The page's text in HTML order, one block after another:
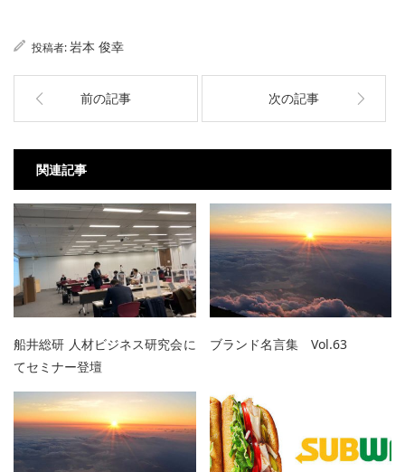
投稿者:岩本 俊幸
前の記事 次の記事
関連記事
船井総研 人材ビジネス研究会に
てセミナー登壇
ブランド名言集 Vol.63